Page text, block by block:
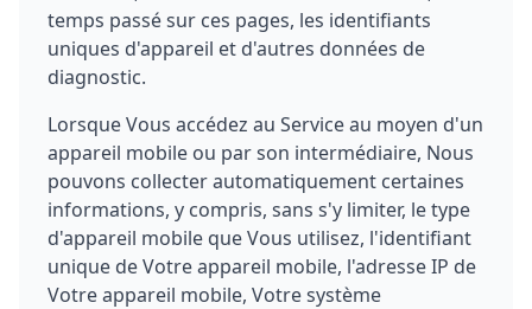
temps passé sur ces pages, les identifiants
uniques d'appareil et d'autres données de
diagnostic.
Lorsque Vous accédez au Service au moyen d'un
appareil mobile ou par son intermédiaire, Nous
pouvons collecter automatiquement certaines
informations, y compris, sans s'y limiter, le type
d'appareil mobile que Vous utilisez, l'identifiant
unique de Votre appareil mobile, l'adresse IP de
Votre appareil mobile, Votre système